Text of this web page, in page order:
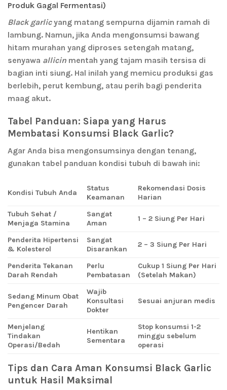
Produk Gagal Fermentasi)
Black garlicyang matang sempurna dijamin ramah di
lambung. Namun, jika Anda mengonsumsi bawang
hitam murahan yang diproses setengah matang,
senyawa allicin mentah yang tajam masih tersisa di
bagian inti siung. Hal inilah yang memicu produksi gas
berlebih, perut kembung, atau perih bagi penderita
maag akut.
Tabel Panduan: Siapa yang Harus
Membatasi Konsumsi Black Garlic?
Agar Anda bisa mengonsumsinya dengan tenang,
gunakan tabel panduan kondisi tubuh di bawah ini:
Kondisi Tubuh Anda
Status
Keamanan
Rekomendasi Dosis
Harian
Tubuh Sehat /
Menjaga Stamina
Sangat
Aman
1 – 2 Siung Per Hari
Penderita Hipertensi
& Kolesterol
Sangat
Disarankan
2 – 3 Siung Per Hari
Penderita Tekanan
Darah Rendah
Perlu
Pembatasan
Cukup 1 Siung Per Hari
(Setelah Makan)
Sedang Minum Obat
Pengencer Darah
Wajib
Konsultasi
Dokter
Sesuai anjuran medis
Menjelang
Tindakan
Operasi/Bedah
Hentikan
Sementara
Stop konsumsi 1-2
minggu sebelum
operasi
Tips dan Cara Aman Konsumsi Black Garlic
untuk Hasil Maksimal